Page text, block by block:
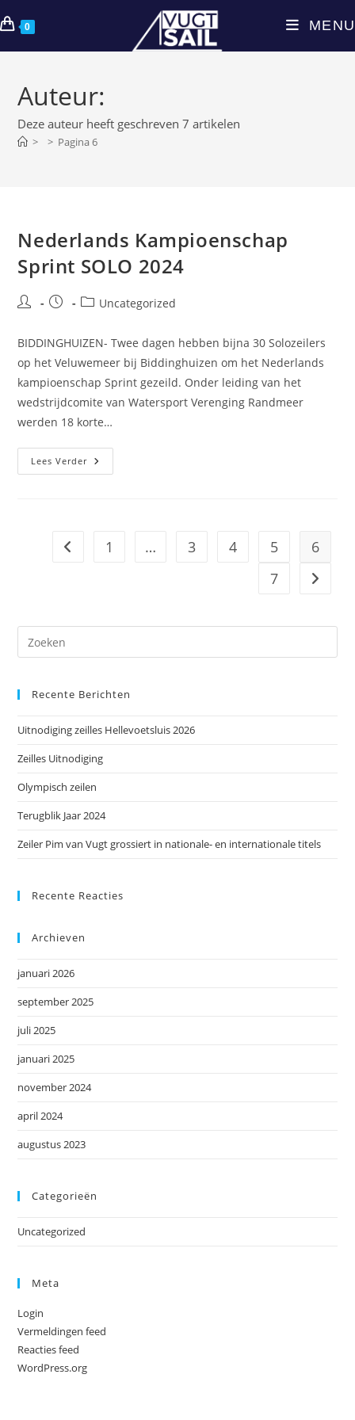
naar
inhoud
0 MENU
Auteur:
Deze auteur heeft geschreven 7 artikelen
> > Pagina 6
Nederlands Kampioenschap
Sprint SOLO 2024
BerichtBericht
op:
Berichtcategorie:
Uncategorized
BIDDINGHUIZEN- Twee dagen hebben bijna 30 Solozeilers
op het Veluwemeer bij Biddinghuizen om het Nederlands
kampioenschap Sprint gezeild. Onder leiding van het
wedstrijdcomite van Watersport Verenging Randmeer
werden 18 korte…
Lees VerderNederlands
Kampioenschap
Naar vorige pagina
1 … 3 4 5
6
7
Naar
op
Recente Berichten
Uitnodiging zeilles Hellevoetsluis 2026
Zeilles Uitnodiging
Olympisch zeilen
Terugblik Jaar 2024
Zeiler Pim van Vugt grossiert in nationale- en internationale titels
Recente Reacties
Archieven
januari 2026
september 2025
juli 2025
januari 2025
november 2024
april 2024
augustus 2023
Categorieën
Uncategorized
Meta
Login
Vermeldingen feed
Reacties feed
WordPress.org